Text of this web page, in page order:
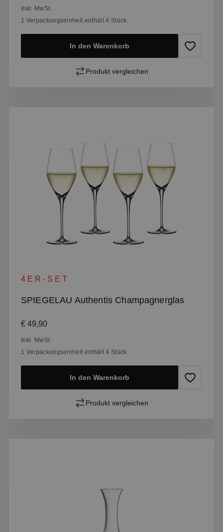
Inkl. MwSt.
1 Verpackungseinheit enthält 4 Stück.
In den Warenkorb
Produkt vergleichen
4ER-SET
SPIEGELAU Authentis Champagnerglas
Regulärer Preis:
€ 49,90
Inkl. MwSt.
1 Verpackungseinheit enthält 4 Stück.
In den Warenkorb
Produkt vergleichen